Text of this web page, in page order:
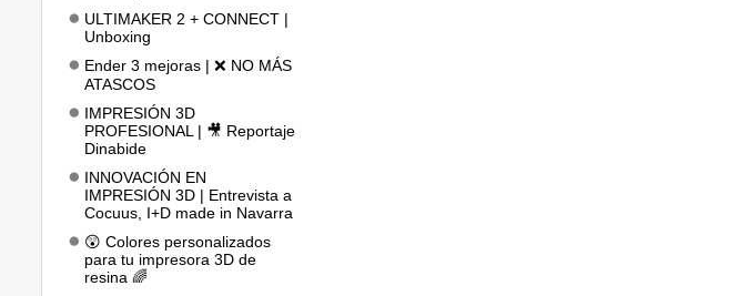
ULTIMAKER 2 + CONNECT |
Unboxing
Ender 3 mejoras | ❌ NO MÁS
ATASCOS
IMPRESIÓN 3D
PROFESIONAL | 🎥 Reportaje
Dinabide
INNOVACIÓN EN
IMPRESIÓN 3D | Entrevista a
Cocuus, I+D made in Navarra
😲 Colores personalizados
para tu impresora 3D de
resina 🌈